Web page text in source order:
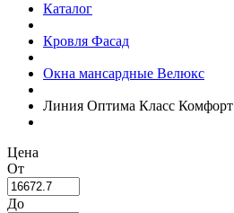
Каталог
Кровля Фасад
Окна мансардные Велюкс
Линия Оптима Класс Комфорт
Цена
От
До